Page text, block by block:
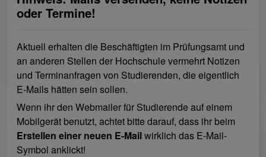
oder Termine!
Aktuell erhalten die Beschäftigten im Prüfungsamt und
an anderen Stellen der Hochschule vermehrt Notizen
und Terminanfragen von Studierenden, die eigentlich
E-Mails hätten sein sollen.
Wenn ihr den Webmailer für Studierende auf einem
Mobilgerät benutzt, achtet bitte darauf, dass ihr beim
Erstellen einer neuen E-Mailwirklich das E-Mail-
Symbol anklickt!